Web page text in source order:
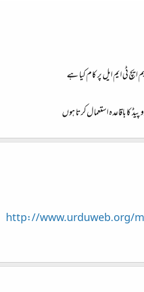
ٹی ایم ایل پر کام کیا ہے
کا باقاعدہ استعمال کرتا ہوں
http://www.urduweb.org/